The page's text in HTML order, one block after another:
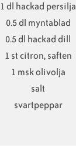
1 dl hackad persilja
0.5 dl myntablad
0.5 dl hackad dill
1 st citron, saften
1 msk olivolja
salt
svartpeppar